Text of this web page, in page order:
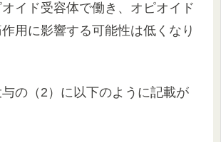
イド受容体で働き、オピオイド
用に影響する可能性は低くなり
与の（2）に以下のように記載が